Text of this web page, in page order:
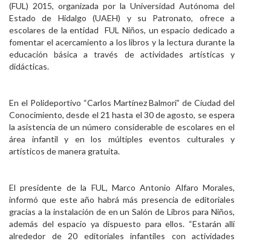
Aspirantes
Personal
Alumni
(FUL) 2015, organizada por la Universidad Autónoma del
Estado de Hidalgo (UAEH) y su Patronato, ofrece a
escolares de la entidad FUL Niños, un espacio dedicado a
fomentar el acercamiento a los libros y la lectura durante la
educación básica a través de actividades artísticas y
didácticas.
En el Polideportivo “Carlos Martínez Balmori” de Ciudad del
Conocimiento, desde el 21 hasta el 30 de agosto, se espera
la asistencia de un número considerable de escolares en el
área infantil y en los múltiples eventos culturales y
artísticos de manera gratuita.
El presidente de la FUL, Marco Antonio Alfaro Morales,
informó que este año habrá más presencia de editoriales
gracias a la instalación de en un Salón de Libros para Niños,
además del espacio ya dispuesto para ellos. “Estarán allí
alrededor de 20 editoriales infantiles con actividades